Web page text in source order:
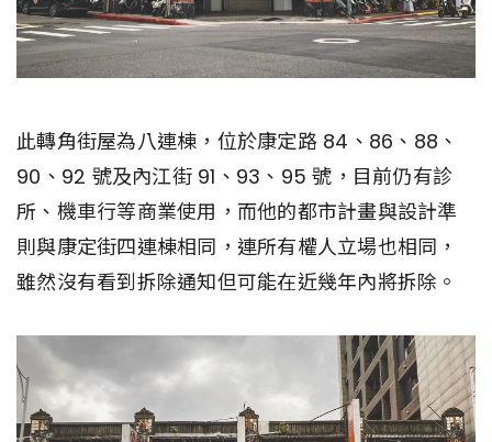
此轉角街屋為八連棟，位於康定路 84、86、88、
90、92 號及內江街 91、93、95 號，目前仍有診
所、機車行等商業使用，而他的都市計畫與設計準
則與康定街四連棟相同，連所有權人立場也相同，
雖然沒有看到拆除通知但可能在近幾年內將拆除。